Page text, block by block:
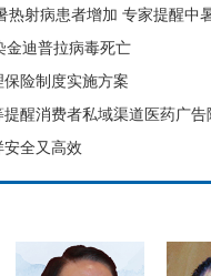
金迪普拉病毒死亡
险制度实施方案
醒消费者私域渠道医药广告
全又高效